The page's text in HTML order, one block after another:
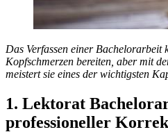
Das Verfassen einer Bachelorarbeit
Kopfschmerzen bereiten, aber mit
meistert sie eines der wichtigsten
1. Lektorat
professioneller